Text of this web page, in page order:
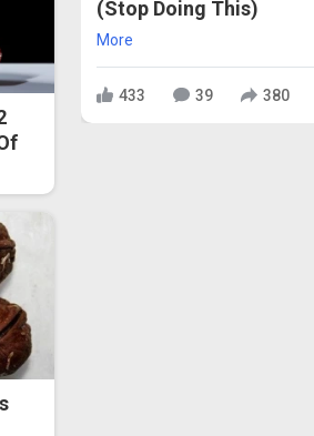
(Stop Doing This)
More
433 39 380